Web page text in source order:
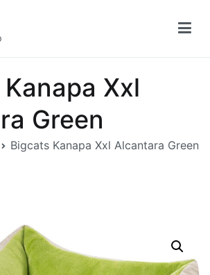
Xxl
Green
Bigcats Kanapa Xxl Alcantara Green